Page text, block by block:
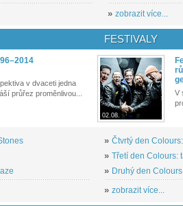
» zobrazit více...
v dvaceti jedna
průřez proměnlivou...
FESTIVALY
02.08.
V
» Čtvrtý den
» Třetí den Colours:
» Druhý den
» zobrazit více...